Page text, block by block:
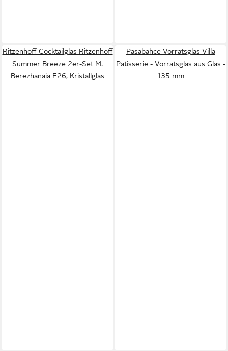
Ritzenhoff Cocktailglas Ritzenhoff
Summer Breeze 2er-Set M.
Berezhanaia F26, Kristallglas
Pasabahce Vorratsglas Villa
Patisserie - Vorratsglas aus Glas -
135 mm